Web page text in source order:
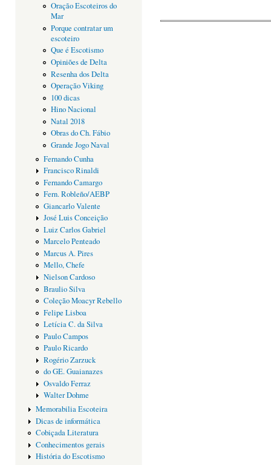
Oração Escoteiros do
Mar
Porque contratar um
escoteiro
Que é Escotismo
Opiniões de Delta
Resenha dos Delta
Operação Viking
100 dicas
Hino Nacional
Natal 2018
Obras do Ch. Fábio
Grande Jogo Naval
Fernando Cunha
Francisco Rinaldi
Fernando Camargo
Fern. Robleño/AEBP
Giancarlo Valente
José Luis Conceição
Luiz Carlos Gabriel
Marcelo Penteado
Marcus A. Pires
Mello, Chefe
Nielson Cardoso
Braulio Silva
Coleção Moacyr Rebello
Felipe Lisboa
Letícia C. da Silva
Paulo Campos
Paulo Ricardo
Rogério Zarzuck
do GE. Guaianazes
Osvaldo Ferraz
Walter Dohme
Memorabilia Escoteira
Dicas de informática
Cobiçada Literatura
Conhecimentos gerais
História do Escotismo